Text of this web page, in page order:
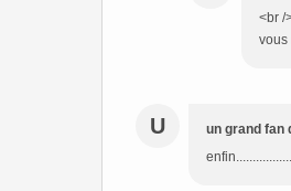
<br /
vous
U un grand fan